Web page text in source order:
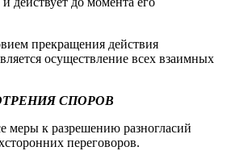
прекращения действия
осуществление всех взаимных
СПОРОВ
меры к разрешению разногласий
переговоров.